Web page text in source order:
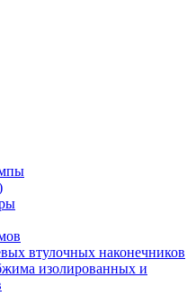
втулочных наконечников
изолированных и